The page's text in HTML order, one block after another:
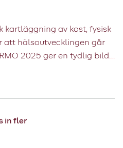
kartläggning av kost, fysisk
att hälsoutvecklingen går
2025 ger en tydlig bild
Mycket, menar Åsa
in fler